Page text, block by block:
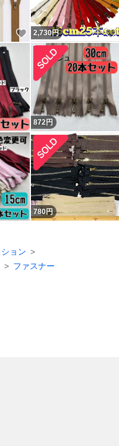
いいね！
2,730円
872円
780円
ョン
ファスナー